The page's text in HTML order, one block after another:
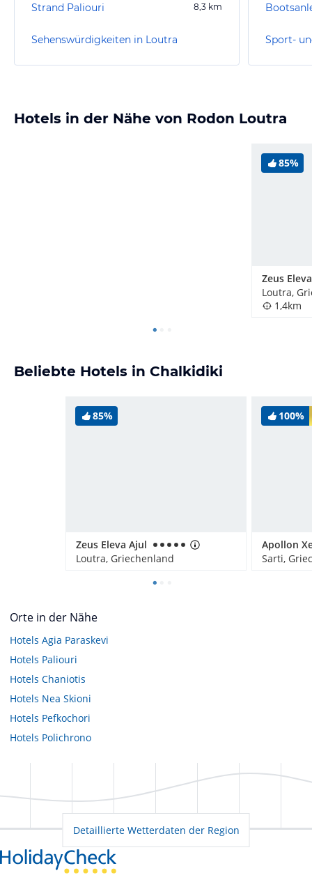
Strand Paliouri 8,3 km
Sehenswürdigkeiten in Loutra Sport-
Hotels in der Nähe von Rodon Loutra
85%
Zeus
Loutra,
1,4km
Beliebte Hotels in Chalkidiki
85%
Zeus Eleva Ajul
Loutra, Griechenland
100%
Sarti,
Orte in der Nähe
Hotels Agia Paraskevi
Hotels Paliouri
Hotels Chaniotis
Hotels Nea Skioni
Hotels Pefkochori
Hotels Polichrono
Detaillierte Wetterdaten der Region